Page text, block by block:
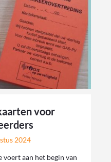
voor
2024
aan het begin van